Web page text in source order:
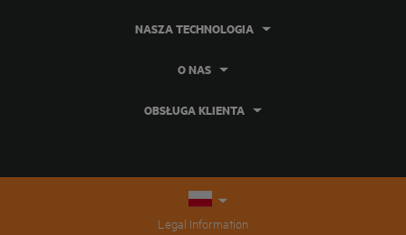
NASZA TECHNOLOGIA
O NAS
OBSŁUGA KLIENTA
Legal Information